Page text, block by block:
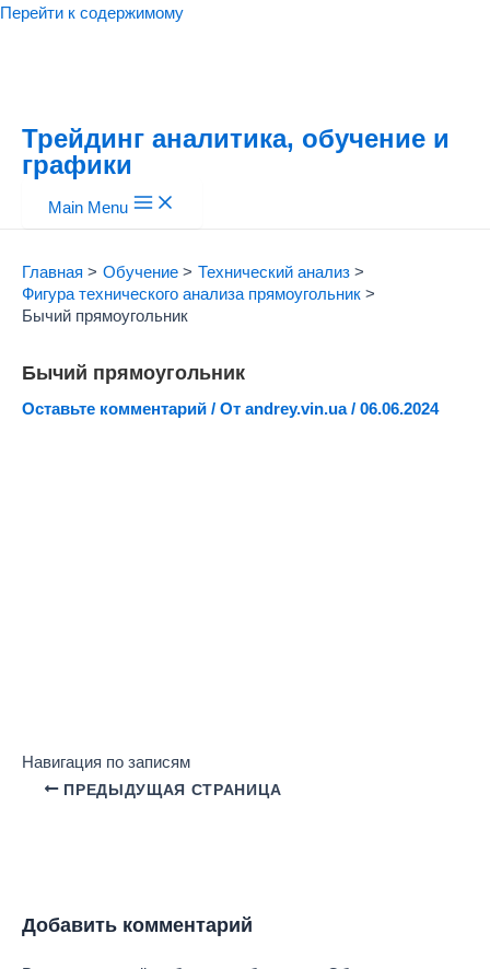
Перейти к содержимому
Трейдинг аналитика, обучение и
графики
Main Menu
Главная Обучение
Технический анализ
Фигура технического анализа прямоугольник
Бычий прямоугольник
Бычий прямоугольник
Оставьте комментарий / От andrey.vin.ua/ 06.06.2024
Навигация по записям
ПРЕДЫДУЩАЯ СТРАНИЦА
Добавить комментарий